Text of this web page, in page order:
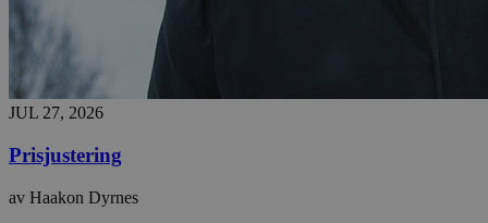
JUL 27, 2026
Prisjustering
av Haakon Dyrnes